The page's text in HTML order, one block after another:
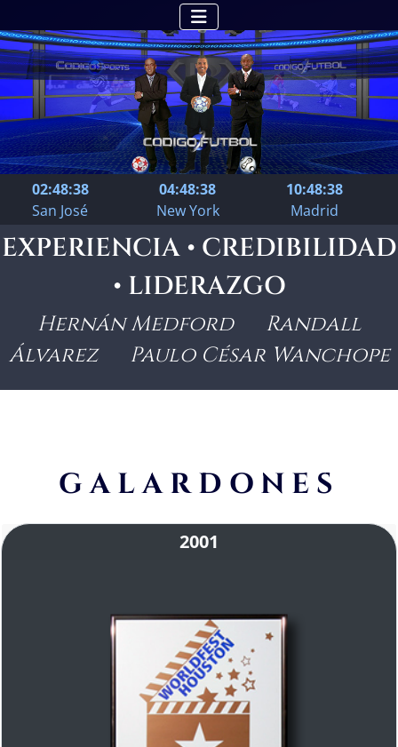
02:48:39
San José
04:48:39
New York
10:48:39
Madrid
EXPERIENCIA • CREDIBILIDAD
• LIDERAZGO
Hernán Medford Randall
Álvarez Paulo César Wanchope
GALARDONES
2001